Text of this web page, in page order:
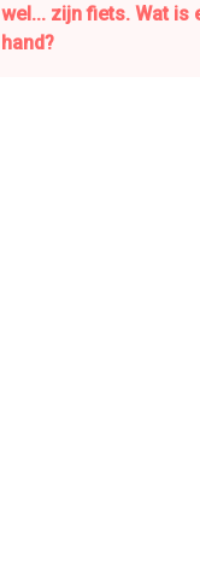
wel... zijn fiets. Wat is
hand?